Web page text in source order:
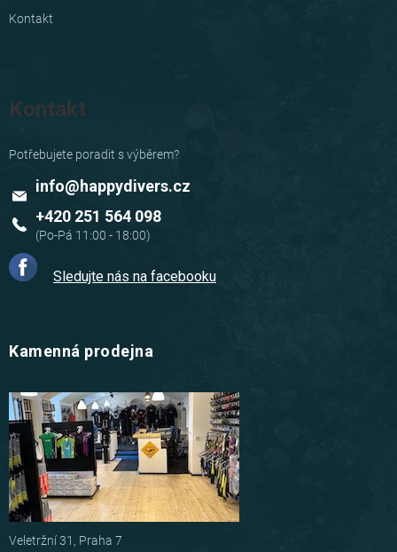
Kontakt
Kontakt
info@happydivers.cz
+420 251 564 098
Sledujte nás na facebooku
Kamenná prodejna
Veletržní 31, Praha 7